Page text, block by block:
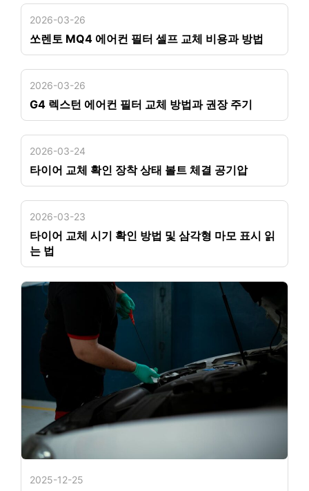
2026-03-26
쏘렌토 MQ4 에어컨 필터 셀프 교체 비용과 방법
2026-03-26
G4 렉스턴 에어컨 필터 교체 방법과 권장 주기
2026-03-24
타이어 교체 확인 장착 상태 볼트 체결 공기압
2026-03-23
타이어 교체 시기 확인 방법 및 삼각형 마모 표시 읽
는 법
2025-12-25